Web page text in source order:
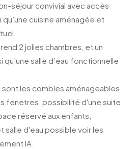
séjour convivial avec accès
qu’une cuisine aménagée et
2 jolies chambres, et un
qu’une salle d’eau fonctionnelle
sont les combles aménageables,
fenetres, possibilité d'une suite
réservé aux enfants,
salle d'eau possible voir les
IA.